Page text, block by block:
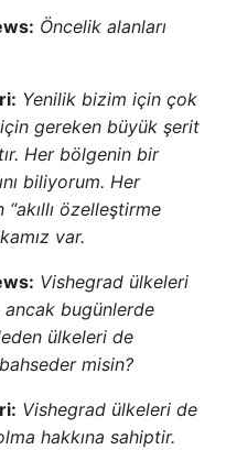
Öncelik alanları
Yenilik bizim için çok
gereken büyük şerit
Her bölgenin bir
biliyorum. Her
özelleştirme
var.
Vishegrad ülkeleri
ancak bugünlerde
ülkeleri de
misin?
Vishegrad ülkeleri de
hakkına sahiptir.